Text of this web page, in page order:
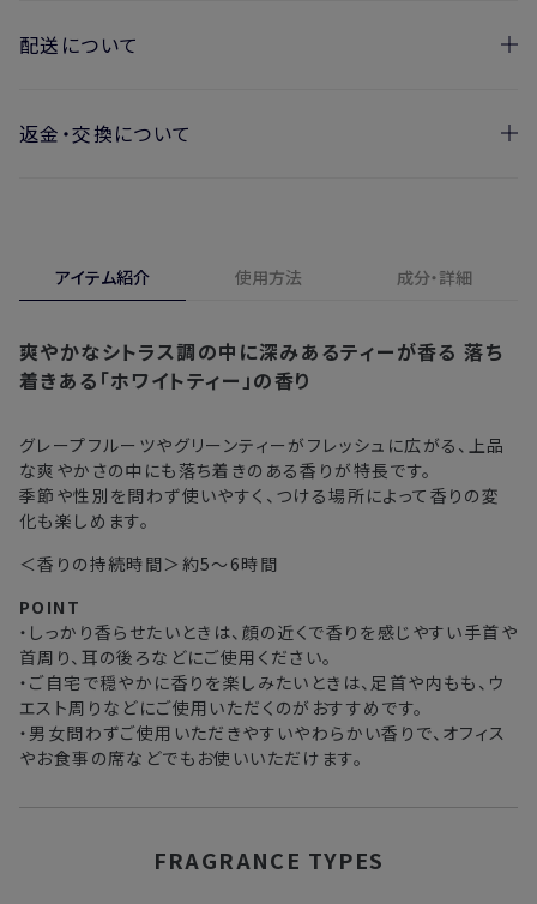
配送について
お届け日の目安
※新製品（限定製品）は除きます。
※定期販売のお申し込みは、7日後以降の配送となります。
注文後、お届けまでにかかる日数の目安
東北・関東・中部・関西 2〜3日
中国・四国・九州
沖縄県・離島
※以下に該当する場合、上記の日程で発送できない場合がござ
います。
・交通状況や天候による遅延
・ラッピングのご注文、繁忙期および休業期間中
・ご注文内容の確認にお時間を要する
返金・交換について
合、期間内*であれば、返金・交換サービスをご利用いただけ
ます。
※ オンラインストアでご購入の場合、発送完了メールの翌日から10日
間。対象の直営店舗でご購入の場合、購入日の翌日から7日間
アイテム紹介 使用方法 成分・詳細
爽やかなシトラス調の中に深みあるティーが香る落ち
着きある「ホワイトティー」の香り
グレープフルーツやグリーンティーがフレッシュに広がる、上品
な爽やかさの中にも落ち着きのある香りが特長です。
季節や性別を問わず使いやすく、つける場所によって香りの変
化も楽しめます。
＜香りの持続時間＞約5～6時間
POINT
・しっかり香らせたいときは、顔の近くで香りを感じやすい手首や
首周り、耳の後ろなどにご使用ください。
・ご自宅で穏やかに香りを楽しみたいときは、足首や内もも、ウ
エスト周りなどにご使用いただくのがおすすめです。
・男女問わずご使用いただきやすいやわらかい香りで、オフィス
やお食事の席などでもお使いいただけます。
FRAGRANCE TYPES